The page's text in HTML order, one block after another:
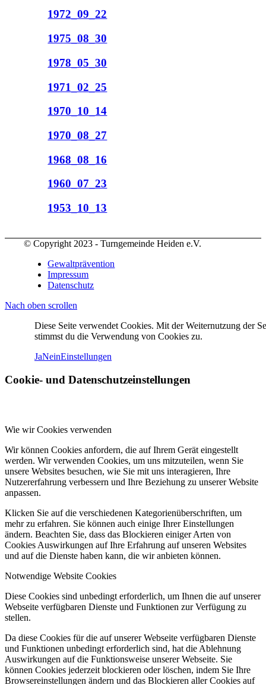
1972_09_22
1975_08_30
1978_05_30
1971_02_25
1970_10_14
1970_08_27
1968_08_16
1960_07_23
1953_10_13
© Copyright 2023 - Turngemeinde Heiden e.V.
Gewaltprävention
Impressum
Datenschutz
Nach oben scrollen
Diese Seite verwendet Cookies. Mit der Weiternutzung der
stimmst du die Verwendung von Cookies zu.
JaNeinEinstellungen
Cookie- und Datenschutzeinstellungen
Wie wir Cookies verwenden
Wir können Cookies anfordern, die auf Ihrem Gerät eingestellt
werden. Wir verwenden Cookies, um uns mitzuteilen, wenn Sie
unsere Websites besuchen, wie Sie mit uns interagieren, Ihre
Nutzererfahrung verbessern und Ihre Beziehung zu unserer Website
anpassen.
Klicken Sie auf die verschiedenen Kategorienüberschriften, um
mehr zu erfahren. Sie können auch einige Ihrer Einstellungen
ändern. Beachten Sie, dass das Blockieren einiger Arten von
Cookies Auswirkungen auf Ihre Erfahrung auf unseren Websites
und auf die Dienste haben kann, die wir anbieten können.
Notwendige Website Cookies
Diese Cookies sind unbedingt erforderlich, um Ihnen die auf unserer
Webseite verfügbaren Dienste und Funktionen zur Verfügung zu
stellen.
Da diese Cookies für die auf unserer Webseite verfügbaren Dienste
und Funktionen unbedingt erforderlich sind, hat die Ablehnung
Auswirkungen auf die Funktionsweise unserer Webseite. Sie
können Cookies jederzeit blockieren oder löschen, indem Sie Ihre
Browsereinstellungen ändern und das Blockieren aller Cookies auf